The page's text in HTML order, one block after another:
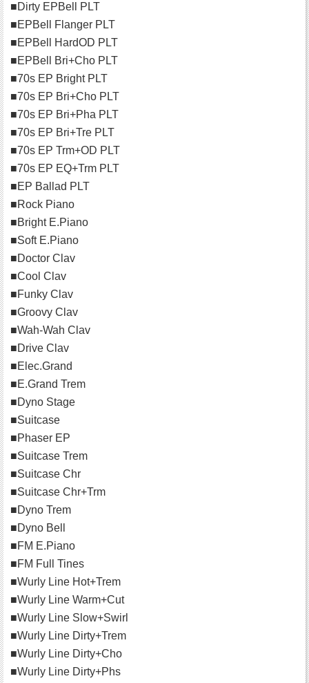
■Dirty EPBell PLT
■EPBell Flanger PLT
■EPBell HardOD PLT
■EPBell Bri+Cho PLT
■70s EP Bright PLT
■70s EP Bri+Cho PLT
■70s EP Bri+Pha PLT
■70s EP Bri+Tre PLT
■70s EP Trm+OD PLT
■70s EP EQ+Trm PLT
■EP Ballad PLT
■Rock Piano
■Bright E.Piano
■Soft E.Piano
■Doctor Clav
■Cool Clav
■Funky Clav
■Groovy Clav
■Wah-Wah Clav
■Drive Clav
■Elec.Grand
■E.Grand Trem
■Dyno Stage
■Suitcase
■Phaser EP
■Suitcase Trem
■Suitcase Chr
■Suitcase Chr+Trm
■Dyno Trem
■Dyno Bell
■FM E.Piano
■FM Full Tines
■Wurly Line Hot+Trem
■Wurly Line Warm+Cut
■Wurly Line Slow+Swirl
■Wurly Line Dirty+Trem
■Wurly Line Dirty+Cho
■Wurly Line Dirty+Phs